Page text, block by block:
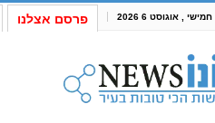
, אוגוסט 6 2026 פרסם אצלנו